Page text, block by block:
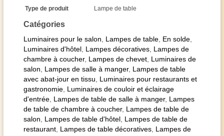
Catégories
Luminaires pour le salon Lampes de table En solde
Luminaires d'hôtel Lampes décoratives Lampes de
chambre à coucher, Lampes de chevet Luminaires de
salon
Lampes de salle à manger, Lampes de table
avec abat-jour en tissu
Luminaires pour restaurants et
gastronomie Luminaires de couloir et éclairage
d'entrée Lampes de table de salle à manger, Lampes
de table de chambre à coucher, Lampes de table de
salon
Lampes de table d'hôtel Lampes de table de
restaurant Lampes de table décoratives Lampes de
Type de produit Lampe de table